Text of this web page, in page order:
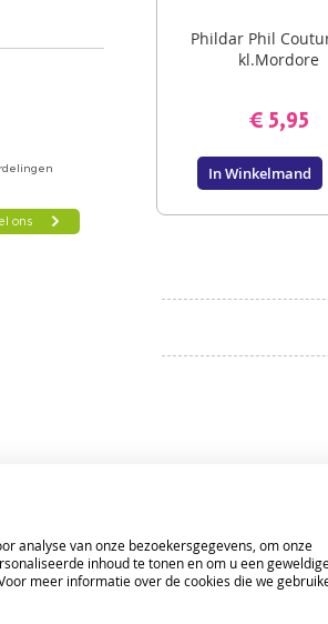
Phildar Phil
kl.Mordore
€ 5,95
In Winkelmand
analyse van onze bezoekersgegevens, om onze
inhoud te tonen en om u een
meer informatie over de cookies die we